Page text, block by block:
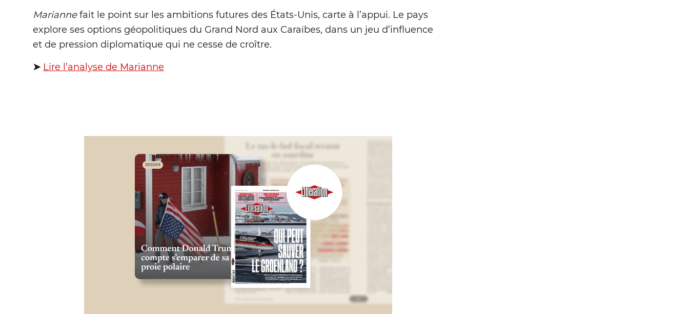
Mariannefait le point sur les ambitions futures des États‑Unis, carte à l’appui. Le pays
explore ses options géopolitiques du Grand Nord aux Caraïbes, dans un jeu d’influence
et de pression diplomatique qui ne cesse de croître.
➤ Lire l’analyse de Marianne